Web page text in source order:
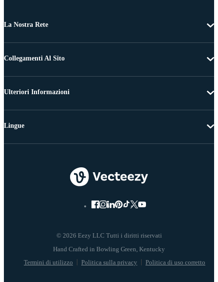
La Nostra Rete
Collegamenti Al Sito
Ulteriori Informazioni
© 2026 Eezy LLC Tutti i diritti riservati
Termini di utilizzo Politica sulla privacy Politica di uso corretto
Lingue